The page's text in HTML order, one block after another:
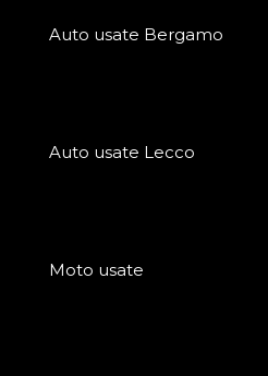
Auto usate Bergamo
Auto usate Lecco
Moto usate